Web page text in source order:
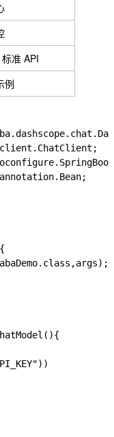
准 API
例
;
;
{
. class ,args);
(){
))